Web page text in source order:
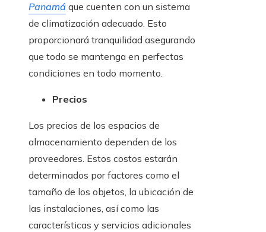
Panamá que cuenten con un sistema
de climatización adecuado. Esto
proporcionará tranquilidad asegurando
que todo se mantenga en perfectas
condiciones en todo momento.
Precios
Los precios de los espacios de
almacenamiento dependen de los
proveedores. Estos costos estarán
determinados por factores como el
tamaño de los objetos, la ubicación de
las instalaciones, así como las
características y servicios adicionales